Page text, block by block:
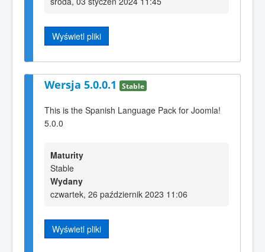
Wyświetl pliki
Wersja 5.0.0.1 Stable
This is the Spanish Language Pack for Joomla!
5.0.0
Maturity
Stable
Wydany
czwartek, 26 październik 2023 11:06
Wyświetl pliki